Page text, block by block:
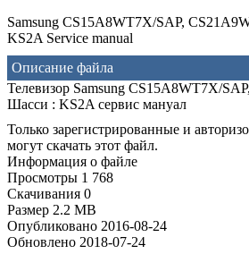
Samsung CS15A8WT7X/SAP,
KS2A Service manual
Описание файла
Телевизор Samsung CS15A8WT7X/
Шасси : KS2A сервис мануал
Только зарегистрированные и
могут скачать этот файл.
Информация о файле
Просмотры 1 768
Скачивания 0
Размер 2.2 MB
Опубликовано 2016-08-24
Обновлено 2018-07-24